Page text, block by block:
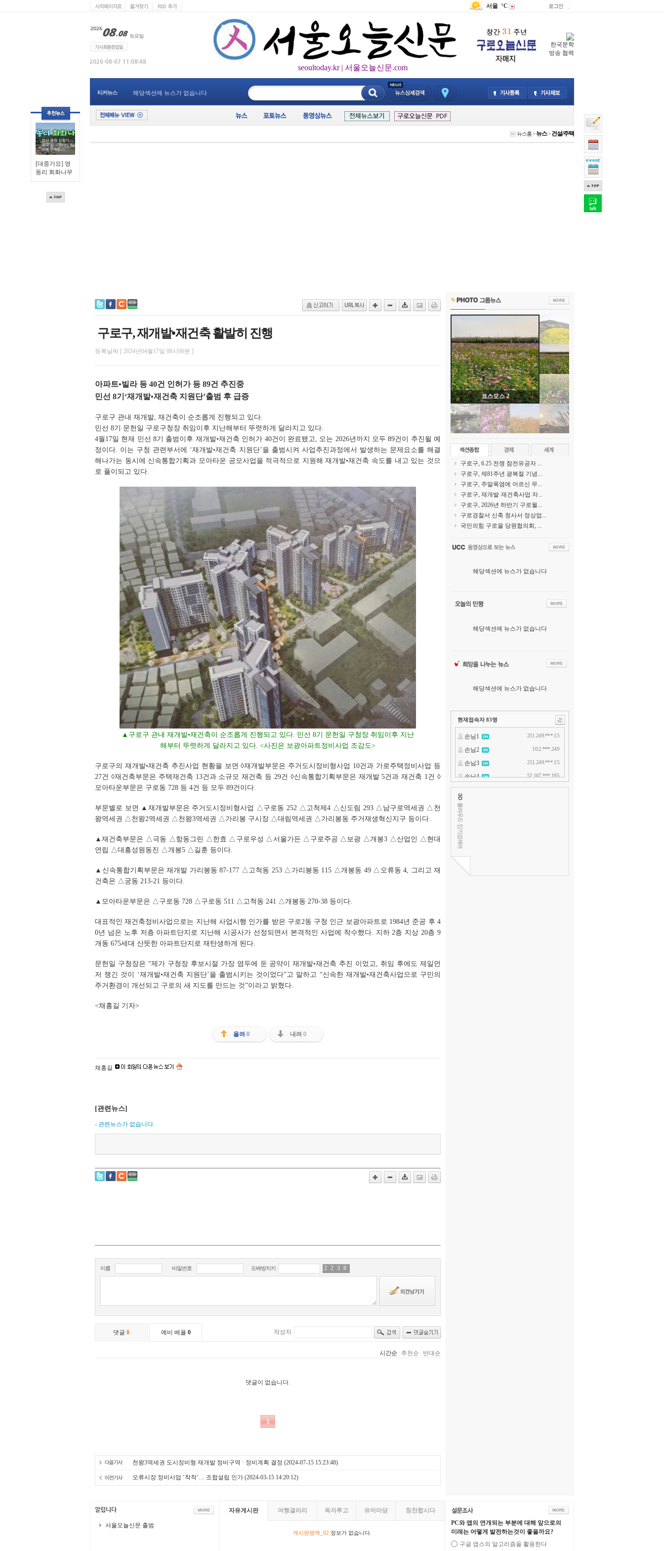
[대중가요] 영
동리 회화나무
서울 °C 로그인
seoultoday.kr | 서울오늘신문.com
한국문학
방송 협력
티커뉴스 해당섹션에 뉴스가 없습니다
뉴스홈>뉴스>건설/주택
구로구, 재개발•재건축 활발히 진행
등록날짜 [ 2024년04월17일 08시06분 ]
아파트•빌라 등 40건 인허가 등 89건 추진중
민선 8기‘재개발•재건축 지원단’출범 후 급증
구로구 관내 재개발, 재건축이 순조롭게 진행되고 있다.
민선 8기 문헌일 구로구청장 취임이후 지난해부터 뚜렷하게 달라지고 있다.
4월17일 현재 민선 8기 출범이후 재개발•재건축 인허가 40건이 완료됐고, 오는 2026년까지 모두 89건이 추진될 예
정이다. 이는 구청 관련부서에 ‘재개발•재건축 지원단’을 출범시켜 사업추진과정에서 발생하는 문제요소를 해결
해나가는 동시에 신속통합기획과 모아타운 공모사업을 적극적으로 지원해 재개발•재건축 속도를 내고 있는 것으
로 풀이되고 있다.
▲구로구 관내 재개발•재건축이 순조롭게 진행되고 있다. 민선 8기 문헌일 구청장 취임이후 지난
해부터 뚜렷하게 달라지고 있다. <사진은 보광아파트정비사업 조감도>
구로구의 재개발•재건축 추진사업 현황을 보면 ◊재개발부문은 주거도시정비형사업 10건과 가로주택정비사업 등
27건 ◊재건축부문은 주택재건축 13건과 소규모 재건축 등 29건 ◊신속통합기획부문은 재개발 5건과 재건축 1건 ◊
모아타운부문은 구로동 728 등 4건 등 모두 89건이다.
부문별로 보면 ▲재개발부문은 주거도시정비형사업 △구로동 252 △고척제4 △신도림 293 △남구로역세권 △천
왕역세권 △천왕2역세권 △천왕3역세권 △가리봉 구시장 △대림역세권 △가리봉동 주거재생혁신지구 등이다.
▲재건축부문은 △극동 △항동그린 △한효 △구로우성 △서울가든 △구로주공 △보광 △개봉3 △산업인 △현대
연립 △대흥성원동진 △개봉5 △길훈 등이다.
▲신속통합기획부문은 재개발 가리봉동 87-177 △고척동 253 △가리봉동 115 △개봉동 49 △오류동 4, 그리고 재
건축은 △궁동 213-21 등이다.
▲모아타운부문은 △구로동 728 △구로동 511 △고척동 241 △개봉동 270-38 등이다.
대표적인 재건축정비사업으로는 지난해 사업시행 인가를 받은 구로2동 구청 인근 보광아파트로 1984년 준공 후 4
0년 넘은 노후 저층 아파트단지로 지난해 시공사가 선정되면서 본격적인 사업에 착수했다. 지하 2층 지상 20층 9
개동 675세대 산뜻한 아파트단지로 재탄생하게 된다.
문헌일 구청장은 “제가 구청장 후보시절 가장 염두에 둔 공약이 재개발•재건축 추진 이었고, 취임 후에도 제일먼
저 챙긴 것이 ‘재개발•재건축 지원단’을 출범시키는 것이었다”고 말하고 “신속한 재개발•재건축사업으로 구민의
주거환경이 개선되고 구로의 새 지도를 만드는 것”이라고 밝혔다.
<채홍길 기자>
올려 0 내려 0
채홍길
[관련뉴스]
- 관련뉴스가 없습니다.
천왕3역세권 도시정비형 재개발 정비구역 · 정비계획 결정 (2024-07-15 15:23:48)
오류시장 정비사업 ‘착착’… 조합설립 인가 (2024-03-15 14:20:12)
코스모스 2
구로구, 6.25 전쟁 참전유공자 ...
구로구, 제81주년 광복절 기념...
구로구, 주말폭염에 어르신 무...
구로구, 재개발·재건축사업 자...
구로구, 2026년 하반기 구로월...
구로경찰서 신축 청사서 정상업...
국민의힘 구로을 당원협의회, ...
해당섹션에 뉴스가 없습니다
해당섹션에 뉴스가 없습니다
해당섹션에 뉴스가 없습니다
현재접속자 83명
서울오늘신문 출범
자유게시판 여행갤러리 독자투고 유머마당 칭찬합시다
게시판영역_02 정보가 없습니다.
PC와 앱의 연개되는 부분에 대해 앞으로의
미래는 어떻게 발전하는것이 좋을까요?
구글 앱스의 알고리즘을 활용한다